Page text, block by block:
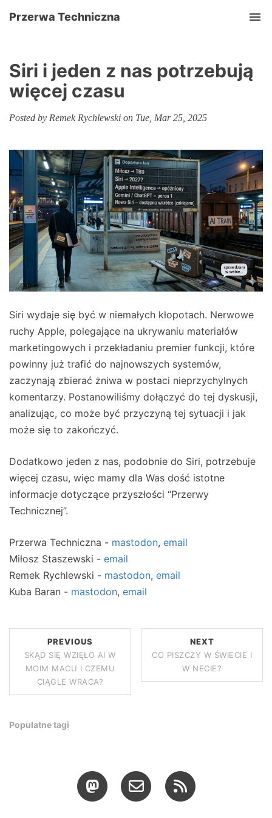
Przerwa Techniczna
Siri i jeden z nas potrzebują
więcej czasu
Posted by Remek Rychlewski on Tue, Mar 25, 2025
Siri wydaje się być w niemałych kłopotach. Nerwowe
ruchy Apple, polegające na ukrywaniu materiałów
marketingowych i przekładaniu premier funkcji, które
powinny już trafić do najnowszych systemów,
zaczynają zbierać żniwa w postaci nieprzychylnych
komentarzy. Postanowiliśmy dołączyć do tej dyskusji,
analizując, co może być przyczyną tej sytuacji i jak
może się to zakończyć.
Dodatkowo jeden z nas, podobnie do Siri, potrzebuje
więcej czasu, więc mamy dla Was dość istotne
informacje dotyczące przyszłości “Przerwy
Technicznej”.
Przerwa Techniczna - mastodon, email
Miłosz Staszewski - email
Remek Rychlewski - mastodon, email
Kuba Baran - mastodon, email
PREVIOUS
SKĄD SIĘ WZIĘŁO AI W
MOIM MACU I CZEMU
CIĄGLE WRACA?
NEXT
CO PISZCZY W ŚWIECIE I
W NECIE?
Populatne tagi